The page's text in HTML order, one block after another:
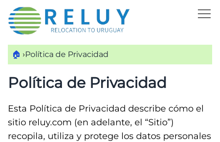
🏠 ›Política de Privacidad
Política de Privacidad
Esta Política de Privacidad describe cómo el
sitio reluy.com (en adelante, el “Sitio”)
recopila, utiliza y protege los datos personales